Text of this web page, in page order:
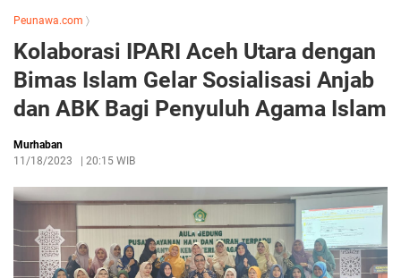
Peunawa.com 〉
Kolaborasi IPARI Aceh Utara dengan
Bimas Islam Gelar Sosialisasi Anjab
dan ABK Bagi Penyuluh Agama Islam
Murhaban
11/18/2023
20:15 WIB